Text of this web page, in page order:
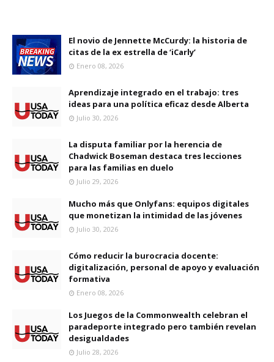
El novio de Jennette McCurdy: la historia de
citas de la ex estrella de ‘iCarly’
Enero 08, 2026
Aprendizaje integrado en el trabajo: tres
ideas para una política eficaz desde Alberta
Julio 30, 2026
La disputa familiar por la herencia de
Chadwick Boseman destaca tres lecciones
para las familias en duelo
Julio 29, 2026
Mucho más que Onlyfans: equipos digitales
que monetizan la intimidad de las jóvenes
Julio 30, 2026
Cómo reducir la burocracia docente:
digitalización, personal de apoyo y evaluación
formativa
Enero 08, 2026
Los Juegos de la Commonwealth celebran el
paradeporte integrado pero también revelan
desigualdades
Julio 28, 2026